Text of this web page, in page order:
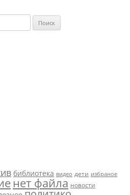
библиотека видео дети избраное
нет файла новости